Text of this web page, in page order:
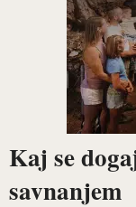
Kaj se
savnanjem